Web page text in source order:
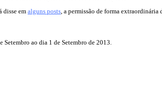
disse em alguns posts, a permissão de forma
ao dia 1 de Setembro de 2013.